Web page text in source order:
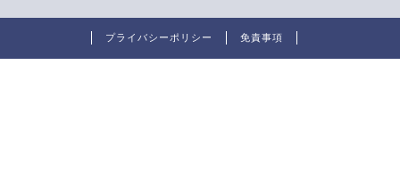
プライバシーポリシー 免責事項